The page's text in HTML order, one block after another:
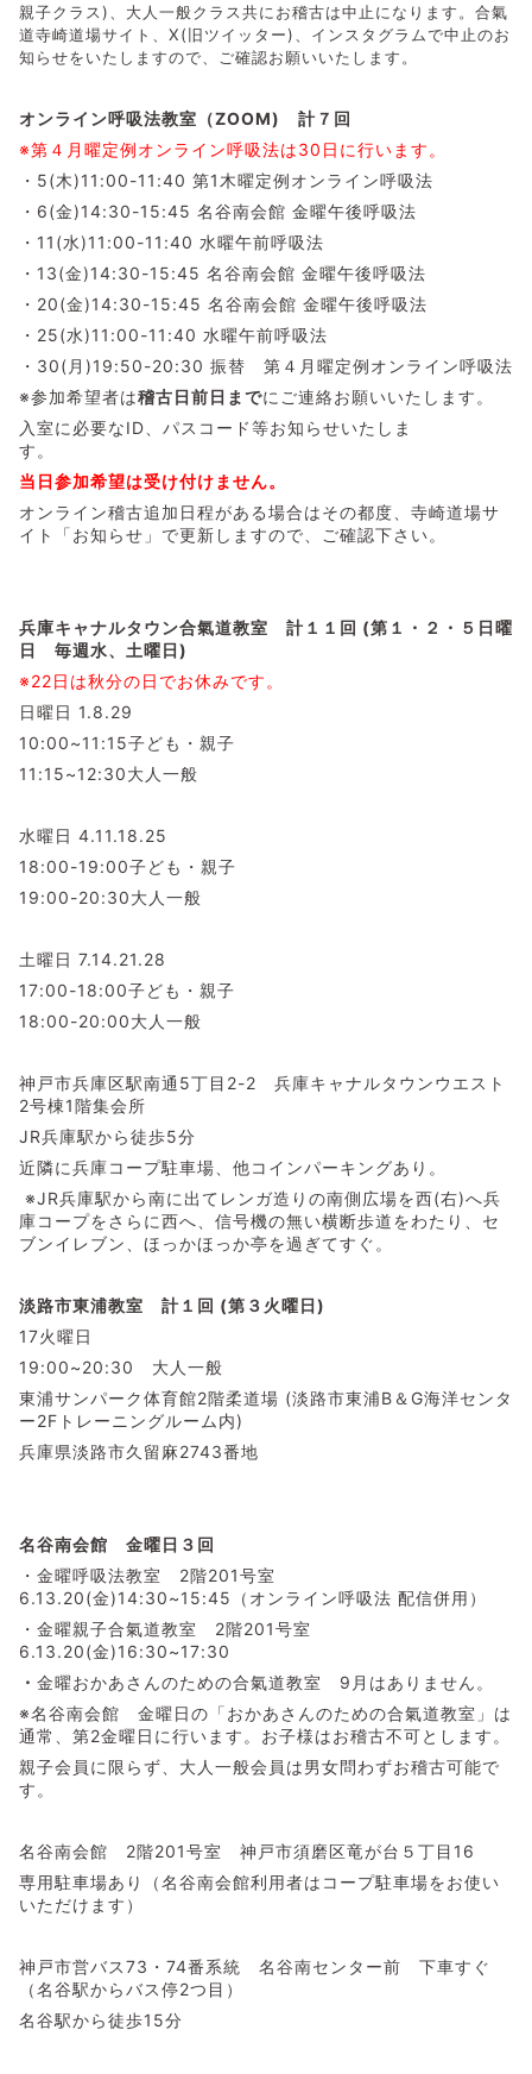
親子クラス)、大人一般クラス共にお稽古は中止になります。 合氣
道寺崎道場サイト、X(旧ツイッター)、インスタグラムで中止のお
知らせをいたしますので、ご確認お願いいたします。
オンライン呼吸法教室（ZOOM) 計７回
※第４月曜定例オンライン呼吸法は30日に行います。
・5(木)11:00-11:40 第1木曜定例オンライン呼吸法
・6(金)14:30-15:45 名谷南会館 金曜午後呼吸法
・11(水)11:00-11:40 水曜午前呼吸法
・13(金)14:30-15:45 名谷南会館 金曜午後呼吸法
・20(金)14:30-15:45 名谷南会館 金曜午後呼吸法
・25(水)11:00-11:40 水曜午前呼吸法
・30(月)19:50-20:30 振替 第４月曜定例オンライン呼吸法
※参加希望者は稽古日前日までにご連絡お願いいたします。
入室に必要なID、パスコード等お知らせいたしま
す。
当日参加希望は受け付けません。
オンライン稽古追加日程がある場合はその都度、寺崎道場サ
イト「お知らせ」で更新しますので、ご確認下さい。
兵庫キャナルタウン合氣道教室 計１１ 回 (第１・２・５日曜
日 毎週水、土曜日)
※22日は秋分の日でお休みです。
日曜日 1.8.29
10:00~11:15子ども・親子
11:15~12:30大人一般
水曜日 4.11.18.25
18:00-19:00子ども・親子
19:00-20:30大人一般
土曜日 7.14.21.28
17:00-18:00子ども・親子
18:00-20:00大人一般
神戸市兵庫区駅南通5丁目2-2 兵庫キャナルタウンウエスト
2号棟1階集会所
JR兵庫駅から徒歩5分
近隣に兵庫コープ駐車場、他コインパーキングあり。
※JR兵庫駅から南に出てレンガ造りの南側広場を西(右)へ兵
庫コープをさらに西へ、信号機の無い横断歩道をわたり、セ
ブンイレブン、ほっかほっか亭を過ぎてすぐ。
淡路市東浦教室 計１回 (第３火曜日)
17火曜日
19:00~20:30 大人一般
東浦サンパーク体育館2階柔道場 (淡路市東浦B＆G海洋センタ
ー2Fトレーニングルーム内)
兵庫県淡路市久留麻2743番地
名谷南会館 金曜日３ 回
・金曜呼吸法教室 2階201号室
6.13.20(金)14:30~15:45（オンライン呼吸法 配信併用）
・金曜親子合氣道教室 2階201号室
6.13.20(金)16:30~17:30
・ 金曜おかあさんのための合氣道教室 9月はありません。
※名谷南会館 金曜日の「おかあさんのための合氣道教室」は
通常、第2金曜日に行います。お子様はお稽古不可とします。
親子会員に限らず、大人一般会員は男女問わずお稽古可能で
す。
名谷南会館 2階201号室 神戸市須磨区竜が台５丁目16
専用駐車場あり（名谷南会館利用者はコープ駐車場をお使い
いただけます）
神戸市営バス73・74番系統 名谷南センター前 下車すぐ
（名谷駅からバス停2つ目）
名谷駅から徒歩15分